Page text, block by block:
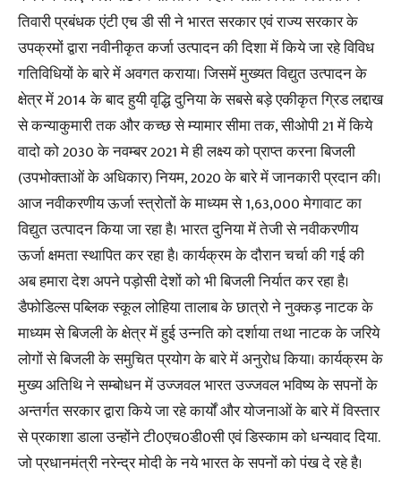
तिवारी प्रबंधक एंटी एच डी सी ने भारत सरकार एवं राज्य सरकार के
उपक्रमों द्वारा नवीनीकृत कर्जा उत्पादन की दिशा में किये जा रहे विविध
गतिविधियों के बारे में अवगत कराया। जिसमें मुख्यत विद्युत उत्पादन के
क्षेत्र में 2014 के बाद हुयी वृद्धि दुनिया के सबसे बड़े एकीकृत ग्रिड लद्दाख
से कन्याकुमारी तक और कच्छ से म्यामार सीमा तक, सीओपी 21 में किये
वादो को 2030 के नवम्बर 2021 मे ही लक्ष्य को प्राप्त करना बिजली
(उपभोक्ताओं के अधिकार) नियम, 2020 के बारे में जानकारी प्रदान की।
आज नवीकरणीय ऊर्जा स्त्रोतों के माध्यम से 1,63,000 मेगावाट का
विद्युत उत्पादन किया जा रहा है। भारत दुनिया में तेजी से नवीकरणीय
ऊर्जा क्षमता स्थापित कर रहा है। कार्यक्रम के दौरान चर्चा की गई की
अब हमारा देश अपने पड़ोसी देशों को भी बिजली निर्यात कर रहा है।
डैफोडिल्स पब्लिक स्कूल लोहिया तालाब के छात्रो ने नुक्कड़ नाटक के
माध्यम से बिजली के क्षेत्र में हुई उन्नति को दर्शाया तथा नाटक के जरिये
लोगों से बिजली के समुचित प्रयोग के बारे में अनुरोध किया। कार्यक्रम के
मुख्य अतिथि ने सम्बोधन में उज्जवल भारत उज्जवल भविष्य के सपनों के
अन्तर्गत सरकार द्वारा किये जा रहे कार्यों और योजनाओं के बारे में विस्तार
से प्रकाशा डाला उन्होंने टी0एच0डी0सी एवं डिस्काम को धन्यवाद दिया.
जो प्रधानमंत्री नरेन्द्र मोदी के नये भारत के सपनों को पंख दे रहे है।